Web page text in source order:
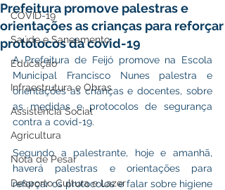
COVID-19
Saúde e Saneamento
Educação
Infraestrutura e Obras
Assistência Social
Agricultura
Nota de Pesar
Desporto Cultura e Lazer
Prefeitura promove palestras e
orientações as crianças para reforçar
protolocos da covid-19
A Prefeitura de Feijó promove na Escola
Municipal Francisco Nunes palestra e
orientações as crianças e docentes, sobre
as medidas e protocolos de segurança
contra a covid-19.
Segundo a palestrante, hoje e amanhã,
haverá palestras e orientações para
reforçar os protocolos e falar sobre higiene